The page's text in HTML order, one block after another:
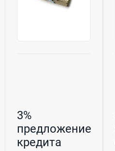
3%
предложение
кредита